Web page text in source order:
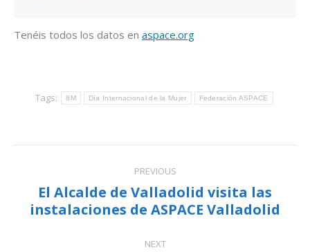
Tenéis todos los datos en aspace.org
Tags: 8M Día Internacional de la Mujer Federación ASPACE
navigation
PREVIOUS
Previous
post:
El Alcalde de Valladolid visita las
instalaciones de ASPACE Valladolid
NEXT